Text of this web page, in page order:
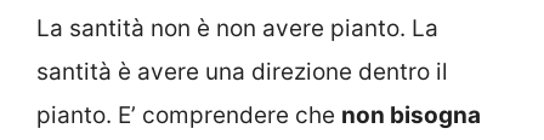
La santità non è non avere pianto. La
santità è avere una direzione dentro il
pianto. E’ comprendere che non bisogna